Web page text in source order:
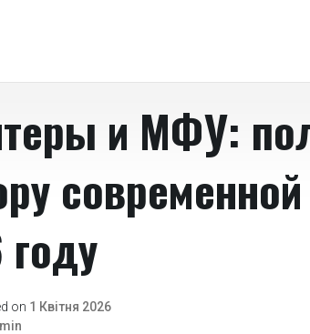
и МФУ:
современной
on 1 Квітня 2026